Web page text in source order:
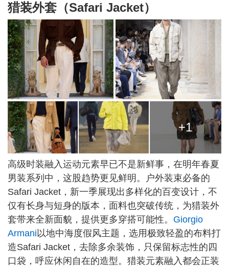
猎装外套（Safari Jacket）
+1
高级时装融入运动元素早已不是新鲜事，在明年春夏
男装系列中，这股趋势更见鲜明。户外装束必备的
Safari Jacket，新一季展现出多样化的百变设计，不
仅有长身与短身的版本，面料也突破传统，为猎装外
套带来全新面貌，提供更多穿搭可能性。 Giorgio
Armani 以地中海度假风主题，选用极致轻盈的布料打
造Safari Jacket，去除多余装饰，只保留标志性的四
口袋，呼应休闲自在的造型。猎装元素融入都会正装